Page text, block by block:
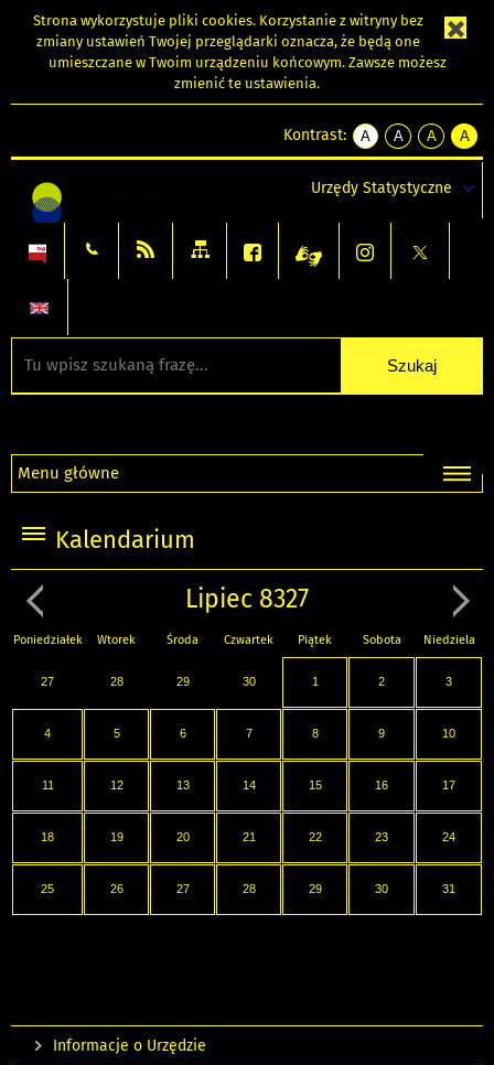
Strona wykorzystuje pliki cookies. Korzystanie z witryny bez
zmiany ustawień Twojej przeglądarki oznacza, że będą one
umieszczane w Twoim urządzeniu końcowym. Zawsze możesz
zmienić te ustawienia.
Kontrast:
A
kontrast
A
kontrast
tekst
czarnym
A
kontrast
tekst
czarnym
A
tekst
żółtym
Urzędy Statystyczne
Menu główne
Kalendarium
Lipiec 8327
Poniedziałek Wtorek Środa Czwartek Piątek Sobota Niedziela
27 28 29 30 1 2 3
4 5 6 7 8 9 10
11 12 13 14 15 16 17
18 19 20 21 22 23 24
25 26 27 28 29 30 31
Informacje o Urzędzie